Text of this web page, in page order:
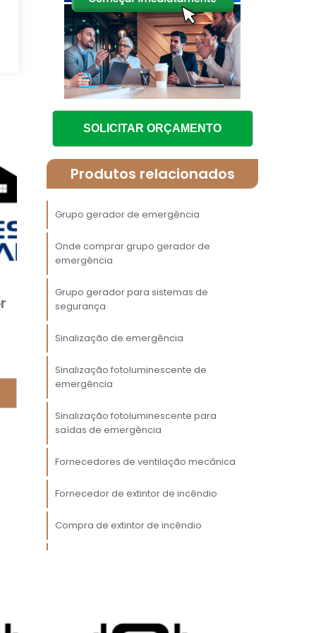
SOLICITAR ORÇAMENTO
Produtos relacionados
Grupo gerador de emergência
Onde comprar grupo gerador de
emergência
Grupo gerador para sistemas de
segurança
Sinalização de emergência
Sinalização fotoluminescente de
emergência
Sinalização fotoluminescente para
saídas de emergência
Fornecedores de ventilação mecânica
Fornecedor de extintor de incêndio
Compra de extintor de incêndio